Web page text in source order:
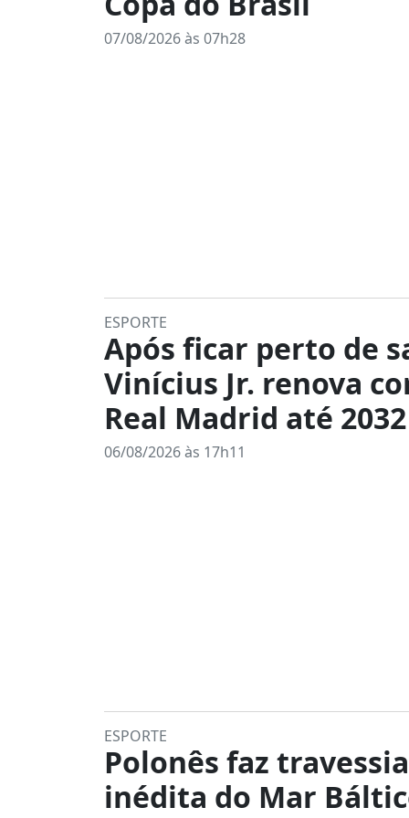
07/08/2026 às 07h28
ESPORTE
Após ficar perto de
Vinícius Jr. renova
Real Madrid até 2032
06/08/2026 às 17h11
ESPORTE
Polonês faz travessia
inédita do Mar